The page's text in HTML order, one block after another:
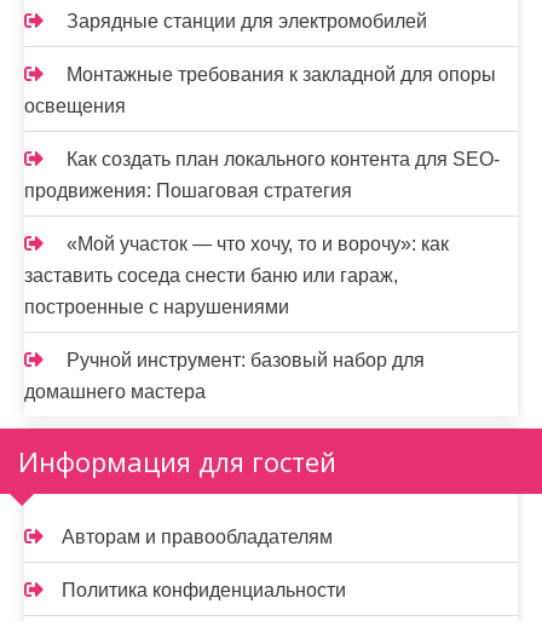
Зарядные станции для электромобилей
Монтажные требования к закладной для опоры
освещения
Как создать план локального контента для SEO-
продвижения: Пошаговая стратегия
«Мой участок — что хочу, то и ворочу»: как
заставить соседа снести баню или гараж,
построенные с нарушениями
Ручной инструмент: базовый набор для
домашнего мастера
Информация для гостей
Авторам и правообладателям
Политика конфиденциальности